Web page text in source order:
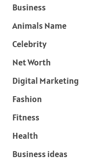
Business
Animals Name
Celebrity
Net Worth
Digital Marketing
Fashion
Fitness
Health
Business ideas